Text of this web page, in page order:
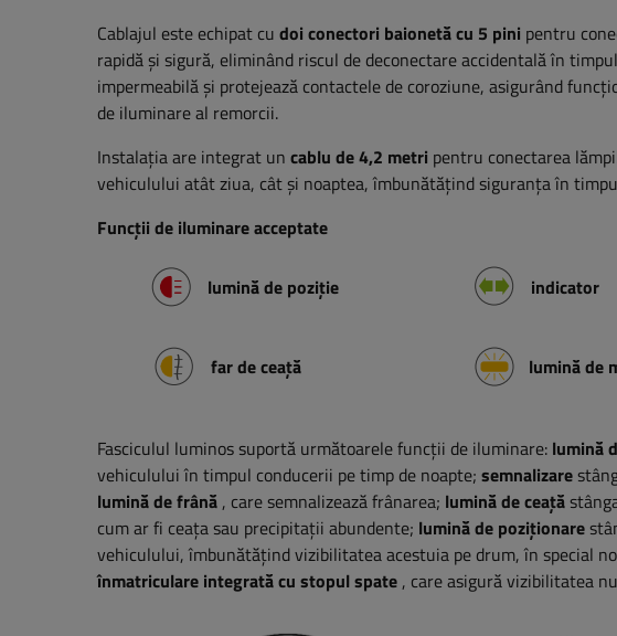
Cablajul este echipat cu doi conectori baionetă cu 5 pini pentru
rapidă și sigură, eliminând riscul de deconectare accidentală în
impermeabilă și protejează contactele de coroziune, asigurând
de iluminare al remorcii.
Instalația are integrat un cablu de 4,2 metri pentru conectarea
vehiculului atât ziua, cât și noaptea, îmbunătățind siguranța în
Funcții de iluminare acceptate
lumină de poziție indicator
far de ceață lumină de
Fasciculul luminos suportă următoarele funcții de iluminare: lumină
vehiculului în timpul conducerii pe timp de noapte; semnalizare
lumină de frână , care semnalizează frânarea; lumină de ceață
cum ar fi ceața sau precipitații abundente; lumină de poziționare
vehiculului, îmbunătățind vizibilitatea acestuia pe drum, în special
înmatriculare integrată cu stopul spate , care asigură vizibilitatea